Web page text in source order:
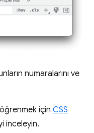
numaralarını ve
için CSS
inceleyin.